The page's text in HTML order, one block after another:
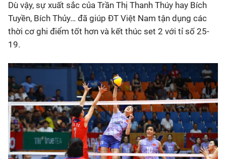
Dù vậy, sự xuất sắc của Trần Thị Thanh Thúy hay Bích
Tuyền, Bích Thủy… đã giúp ĐT Việt Nam tận dụng các
thời cơ ghi điểm tốt hơn và kết thúc set 2 với tỉ số 25-
19.